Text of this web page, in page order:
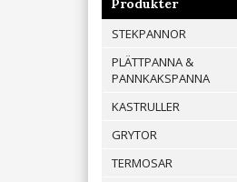
Produkter
STEKPANNOR
PLÄTTPANNA &
PANNKAKSPANNA
KASTRULLER
GRYTOR
TERMOSAR